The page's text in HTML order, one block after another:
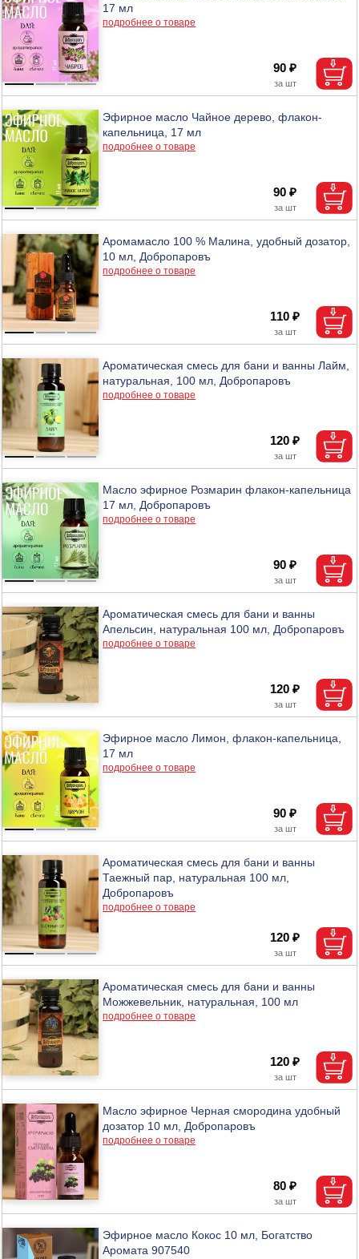
17 мл
подробнее о товаре
90 ₽
Эфирное масло Чайное дерево, флакон-
капельница, 17 мл
подробнее о товаре
90 ₽
Аромамасло 100 % Малина, удобный дозатор,
10 мл, Добропаровъ
подробнее о товаре
110 ₽
Ароматическая смесь для бани и ванны Лайм,
натуральная, 100 мл, Добропаровъ
подробнее о товаре
120 ₽
Масло эфирное Розмарин флакон-капельница
17 мл, Добропаровъ
подробнее о товаре
90 ₽
Ароматическая смесь для бани и ванны
Апельсин, натуральная 100 мл, Добропаровъ
подробнее о товаре
120 ₽
Эфирное масло Лимон, флакон-капельница,
17 мл
подробнее о товаре
90 ₽
Ароматическая смесь для бани и ванны
Таежный пар, натуральная 100 мл,
Добропаровъ
подробнее о товаре
120 ₽
Ароматическая смесь для бани и ванны
Можжевельник, натуральная, 100 мл
подробнее о товаре
120 ₽
Масло эфирное Черная смородина удобный
дозатор 10 мл, Добропаровъ
подробнее о товаре
80 ₽
Эфирное масло Кокос 10 мл, Богатство
Аромата 907540